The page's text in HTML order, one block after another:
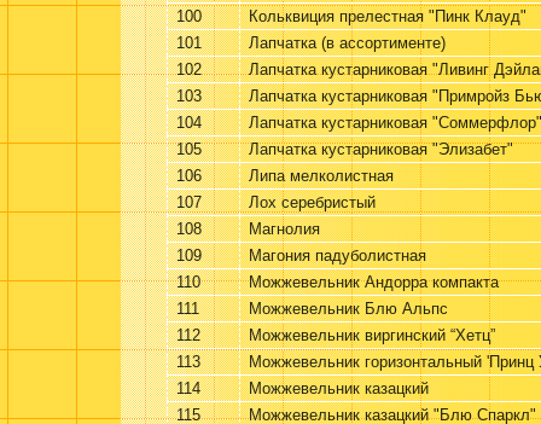
100
Кольквиция прелестная "Пинк Клауд"
101
Лапчатка (в ассортименте)
102
Лапчатка кустарниковая "Ливинг
103
Лапчатка кустарниковая "Примройз
104
Лапчатка кустарниковая "Соммерфлор"
105
Лапчатка кустарниковая "Элизабет"
106
Липа мелколистная
107
Лох серебристый
108
Магнолия
109
Магония падуболистная
110
Можжевельник Андорра компакта
111
Можжевельник Блю Альпс
112
Можжевельник виргинский “Хетц”
113
Можжевельник горизонтальный 'Принц
114
Можжевельник казацкий
115
Можжевельник казацкий "Блю Спаркл"